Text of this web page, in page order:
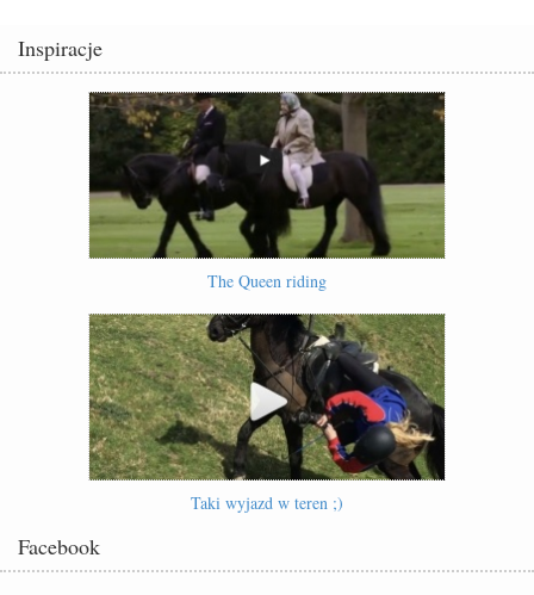
Inspiracje
The Queen riding
Taki wyjazd w teren ;)
Facebook